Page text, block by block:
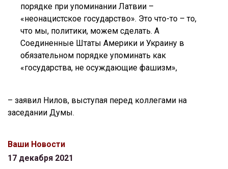
порядке при упоминании Латвии –
«неонацистское государство». Это что-то – то,
что мы, политики, можем сделать. А
Соединенные Штаты Америки и Украину в
обязательном порядке упоминать как
«государства, не осуждающие фашизм»,
– заявил Нилов, выступая перед коллегами на
заседании Думы.
Ваши Новости
17 декабря 2021